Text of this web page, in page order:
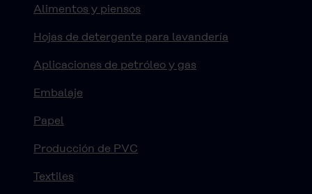
Alimentos y piensos
Hojas de detergente para lavandería
Aplicaciones de petróleo y gas
Embalaje
Papel
Producción de PVC
Textiles